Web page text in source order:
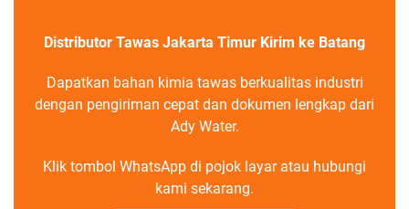
Distributor Tawas Jakarta Timur Kirim ke Batang
Dapatkan bahan kimia tawas berkualitas industri
dengan pengiriman cepat dan dokumen lengkap dari
Ady Water.
Klik tombol WhatsApp di pojok layar atau hubungi
kami sekarang.